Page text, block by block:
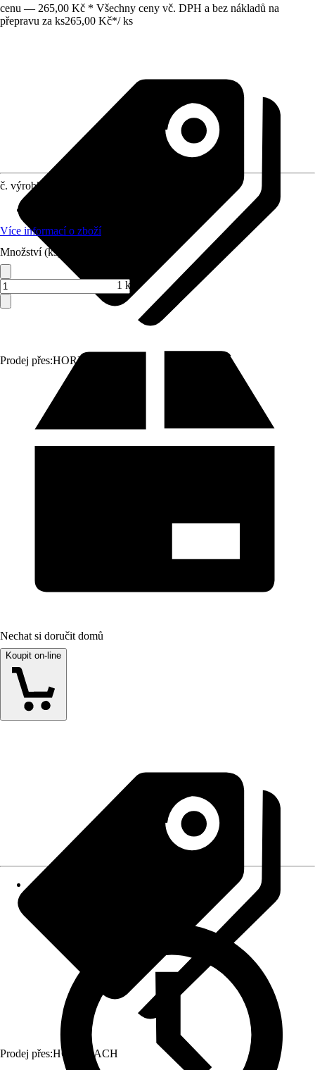
cenu — 265,00 Kč * Všechny ceny vč. DPH a bez nákladů na
přepravu za ks265,00 Kč*/ ks
Prodej přes:HORNBACH
č. výrobku
Více informací o zboží
Množství (ks)
1 ks
Nechat si doručit domů
Koupit on-line
Prodej přes:HORNBACH